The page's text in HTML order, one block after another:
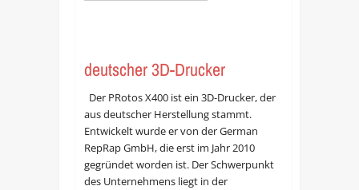
deutscher 3D-Drucker
Der PRotos X400 ist ein 3D-Drucker, der
aus deutscher Herstellung stammt.
Entwickelt wurde er von der German
RepRap GmbH, die erst im Jahr 2010
gegründet worden ist. Der Schwerpunkt
des Unternehmens liegt in der